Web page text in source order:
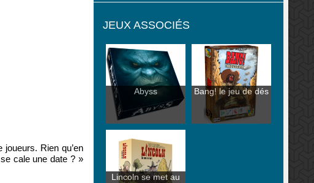
Rien qu’en
cale une date ? »
JEUX ASSOCIÉS
Abyss Bang! le jeu de dés
Lincoln se met au